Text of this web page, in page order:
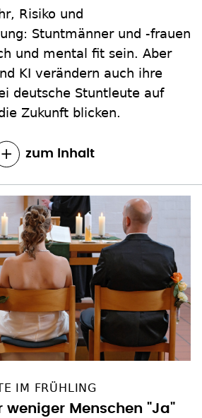
Risiko und
Stuntmänner und -frauen
und mental fit sein. Aber
KI verändern auch ihre
deutsche Stuntleute auf
Zukunft blicken.
zum Inhalt
IM FRÜHLING
Menschen "Ja"